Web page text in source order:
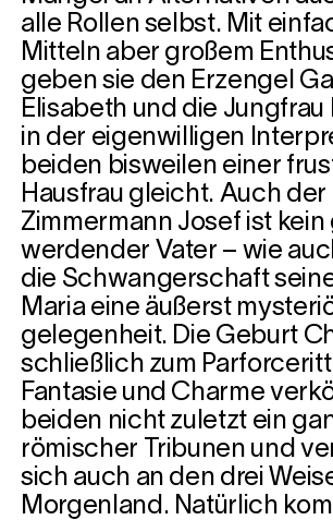
alle Rollen selbst. Mit
Mitteln aber großem
geben sie den Erzengel
Elisabeth und die Jungfrau
in der eigenwilligen
beiden bisweilen einer
Hausfrau gleicht. Auch der
Zimmermann Josef ist
werdender Vater – wie
die Schwangerschaft
Maria eine äußerst
gelegenheit. Die Geburt
schließlich zum
Fantasie und Charme
beiden nicht zuletzt ein
römischer Tribunen und
sich auch an den drei
Morgenland. Natürlich